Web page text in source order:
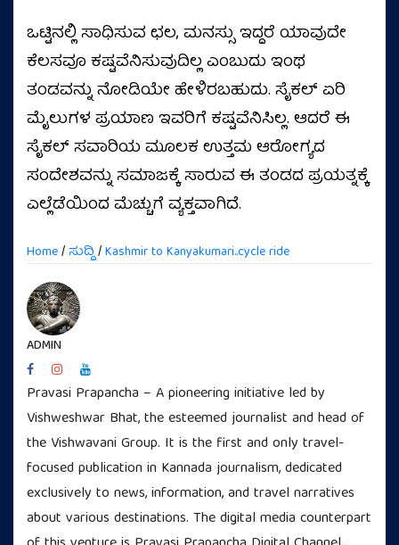
ಒಟ್ಟಿನಲ್ಲಿ ಸಾಧಿಸುವ ಛಲ, ಮನಸ್ಸು ಇದ್ದರೆ ಯಾವುದೇ
ಕೆಲಸವೂ ಕಷ್ಟವೆನಿಸುವುದಿಲ್ಲ ಎಂಬುದು ಇಂಥ
ತಂಡವನ್ನು ನೋಡಿಯೇ ಹೇಳಿರಬಹುದು. ಸೈಕಲ್‌ ಏರಿ
ಮೈಲುಗಳ ಪ್ರಯಾಣ ಇವರಿಗೆ ಕಷ್ಟವೆನಿಸಿಲ್ಲ. ಆದರೆ ಈ
ಸೈಕಲ್‌ ಸವಾರಿಯ ಮೂಲಕ ಉತ್ತಮ ಆರೋಗ್ಯದ
ಸಂದೇಶವನ್ನು ಸಮಾಜಕ್ಕೆ ಸಾರುವ ಈ ತಂಡದ ಪ್ರಯತ್ನಕ್ಕೆ
ಎಲ್ಲೆಡೆಯಿಂದ ಮೆಚ್ಚುಗೆ ವ್ಯಕ್ತವಾಗಿದೆ.
Home/ಸುದ್ದಿ/Kashmir to Kanyakumari..cycle ride
ADMIN
Pravasi Prapancha – A pioneering initiative led by
Vishweshwar Bhat, the esteemed journalist and head of
the Vishwavani Group. It is the first and only travel-
focused publication in Kannada journalism, dedicated
exclusively to news, information, and travel narratives
about various destinations. The digital media counterpart